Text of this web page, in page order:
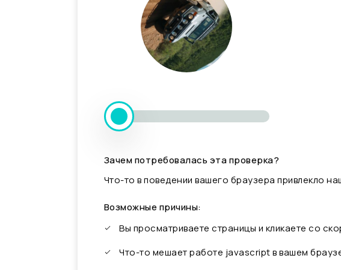
Зачем потребовалась эта проверка?
Что-то в поведении вашего браузера привлекло
Возможные причины:
Вы просматриваете страницы и кликаете со
Что-то мешает работе javascript в вашем